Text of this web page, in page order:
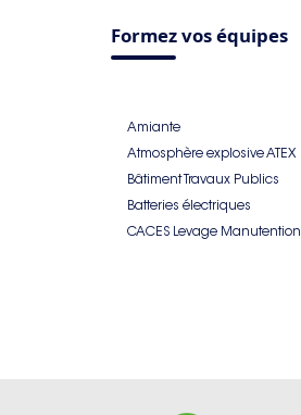
Formez vos équipes
Amiante
Atmosphère explosive ATEX
Bâtiment Travaux Publics
Batteries électriques
CACES Levage Manutention